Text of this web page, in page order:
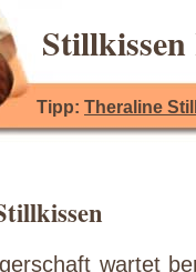
Tipp: Theraline
wartet